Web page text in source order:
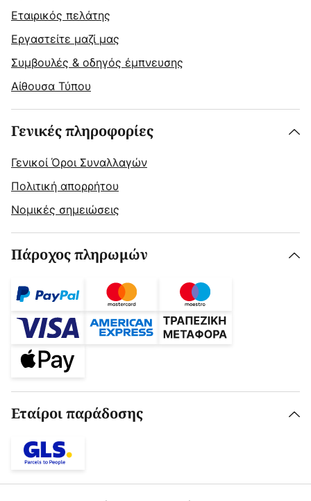
Εταιρικός πελάτης
Εργαστείτε μαζί μας
Συμβουλές & οδηγός έμπνευσης
Αίθουσα Τύπου
Γενικές πληροφορίες
Γενικοί Όροι Συναλλαγών
Πολιτική απορρήτου
Νομικές σημειώσεις
Πάροχος πληρωμών
Εταίροι παράδοσης